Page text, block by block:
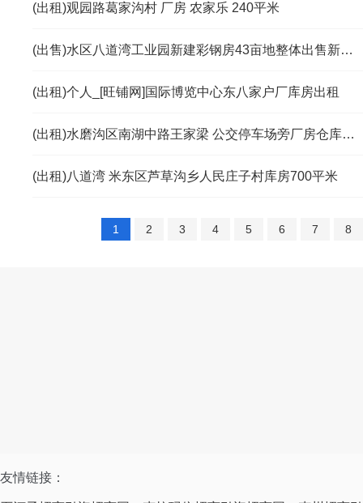
(出租)观园路葛家沟村 厂房 农家乐 240平米
(出售)水区八道湾工业园新建彩钢房43亩地整体出售新建厂房
(出租)个人_[旺铺网]国际博览中心东八家户厂库房出租
(出租)水磨沟区南湖中路王家梁 公交停车场旁厂房仓库 480平米
(出租)八道湾 米东区芦草沟乡人民庄子村库房700平米
1 2 3 4 5 6 7 8
友情链接：